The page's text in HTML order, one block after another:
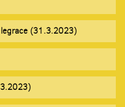
(31.3.2023)